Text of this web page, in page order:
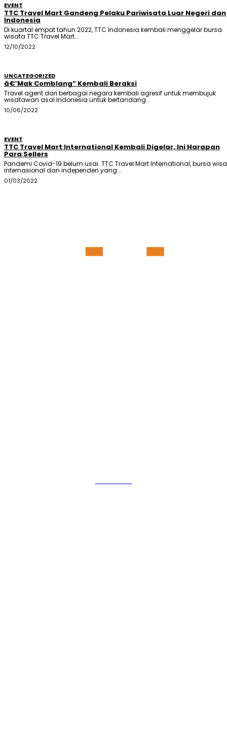
EVENT
TTC Travel Mart Gandeng Pelaku Pariwisata Luar Negeri dan
Indonesia
Di kuartal empat tahun 2022, TTC Indonesia kembali menggelar bursa
wisata TTC Travel Mart...
12/10/2022
UNCATEGORIZED
â€˜Mak Comblang” Kembali Beraksi
Travel agent dari berbagai negara kembali agresif untuk membujuk
wisatawan asal Indonesia untuk bertandang...
10/06/2022
EVENT
TTC Travel Mart International Kembali Digelar, Ini Harapan
Para Sellers
Pandemi Covid-19 belum usai. TTC Travel Mart International, bursa
internasional dan independen yang...
01/03/2022